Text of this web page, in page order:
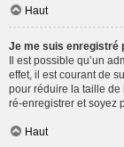
Haut
Je me suis enregistré
Il est possible qu’un
effet, il est courant de
pour réduire la taille de
ré-enregistrer et soyez
Haut